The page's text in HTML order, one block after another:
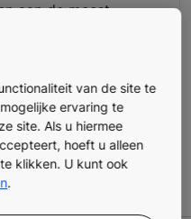
aan de meest
Ze zijn
gebouwen en
aangepast.
van de site te
ervaring te
site. Als u hiermee
hoeft u alleen
klikken. U kunt ook
.